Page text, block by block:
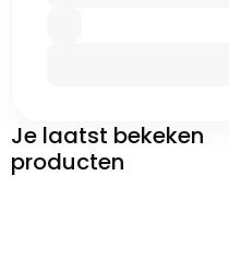
Je laatst bekeken
producten